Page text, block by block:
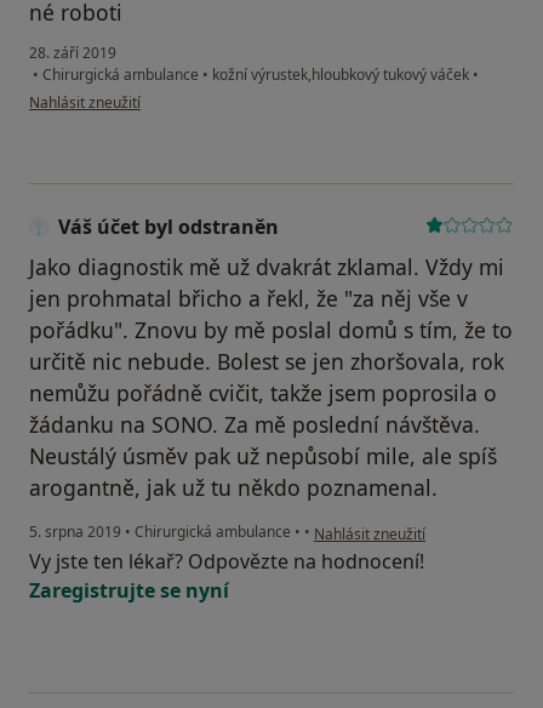
né roboti
28. září 2019
• Chirurgická ambulance • kožní výrustek,hloubkový tukový váček •
podle názoru uživatele Váš účet byl odstraněn
Nahlásit zneužití
Váš účet byl odstraněn
Jako diagnostik mě už dvakrát zklamal. Vždy mi
jen prohmatal břicho a řekl, že "za něj vše v
pořádku". Znovu by mě poslal domů s tím, že to
určitě nic nebude. Bolest se jen zhoršovala, rok
nemůžu pořádně cvičit, takže jsem poprosila o
žádanku na SONO. Za mě poslední návštěva.
Neustálý úsměv pak už nepůsobí mile, ale spíš
arogantně, jak už tu někdo poznamenal.
5. srpna 2019 • Chirurgická ambulance • • podle názoru uživatele Váš účet
Nahlásit zneužití
Vy jste ten lékař? Odpovězte na hodnocení!
Zaregistrujte se nyní